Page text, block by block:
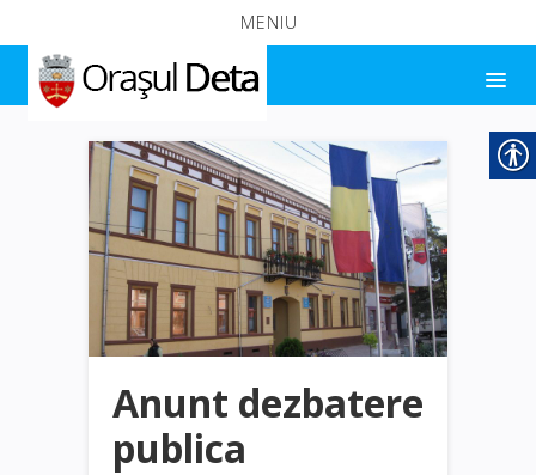
MENIU
Anunt dezbatere
publica